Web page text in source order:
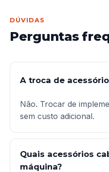
DÚVIDAS
Perguntas
A troca de
Não. Trocar de
sem custo adicional.
Quais acessórios
máquina?